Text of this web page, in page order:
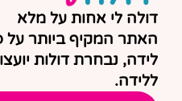
דולה לי אחות על מלא
האתר המקיף ביותר על
לידה, נבחרת דולות
ללידה.